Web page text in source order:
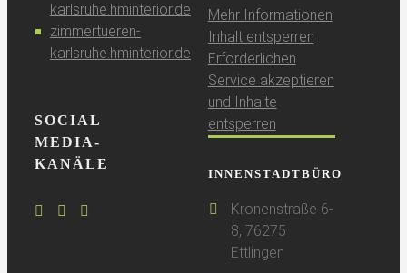
karlsruhe.hminterior.de
zimmertueren-
karlsruhe.hminterior.de
SOCIAL
MEDIA-
KANÄLE
Mehr Informationen
Inhalt entsperren
Erforderlichen
Service akzeptieren
und Inhalte
entsperren
INNENSTADTBÜRO
Kronenstraße 6-
8, 76275
Ettlingen